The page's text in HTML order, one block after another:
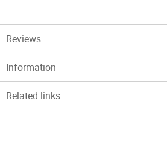
Reviews
Information
Related links